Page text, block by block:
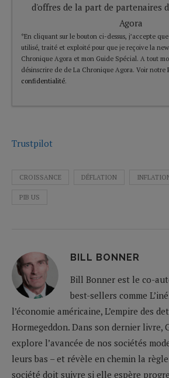
d'offres de la part de partenaires
Agora
*En cliquant sur le bouton ci-dessus, j’accepte
utilisé, traité et exploité pour que je reçoive la
Chronique Agora et mon Guide Spécial. A tout
désinscrire de de La Chronique Agora. Voir notre
confidentialité.
Trustpilot
CROISSANCE DÉFLATION
PIB US
BILL BONNER
Bill Bonner est le co-
best-sellers comme
l’économie américaine, L’empire des
Hormegeddon. Dans son dernier livre,
explore l’avancée de nos sociétés
leurs bas – et révèle en chemin la
société doit suivre si elle espère